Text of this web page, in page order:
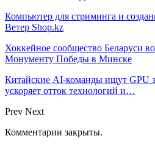
Компьютер для стриминга и
Ветер Shop.kz
Хоккейное сообщество Беларуси
Монументу Победы в Минске
Китайские AI-команды ищут GPU
ускоряет отток технологий и…
Prev Next
Комментарии закрыты.